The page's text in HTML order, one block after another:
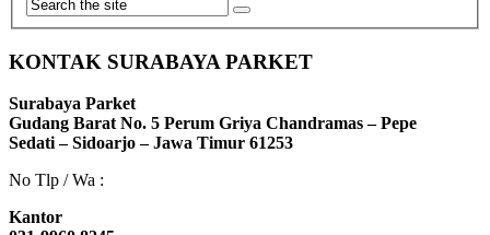
KONTAK SURABAYA PARKET
Surabaya Parket
Gudang Barat No. 5 Perum Griya Chandramas – Pepe
Sedati – Sidoarjo – Jawa Timur 61253
No Tlp / Wa :
Kantor